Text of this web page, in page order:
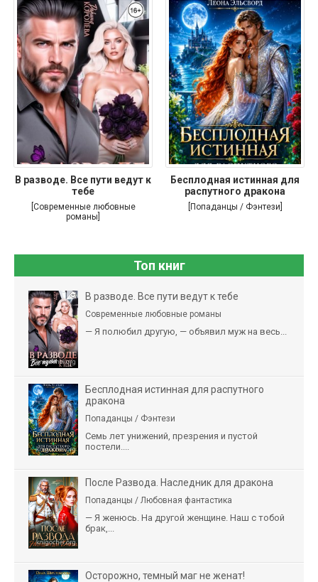
В разводе. Все пути ведут к
тебе
[Современные любовные
романы]
Бесплодная истинная для
распутного дракона
[Попаданцы / Фэнтези]
Топ книг
В разводе. Все пути ведут к тебе
Современные любовные романы
— Я полюбил другую, — объявил муж на весь...
Бесплодная истинная для распутного
дракона
Попаданцы / Фэнтези
Семь лет унижений, презрения и пустой
постели....
После Развода. Наследник для дракона
Попаданцы / Любовная фантастика
— Я женюсь. На другой женщине. Наш с тобой
брак,...
Осторожно, темный маг не женат!